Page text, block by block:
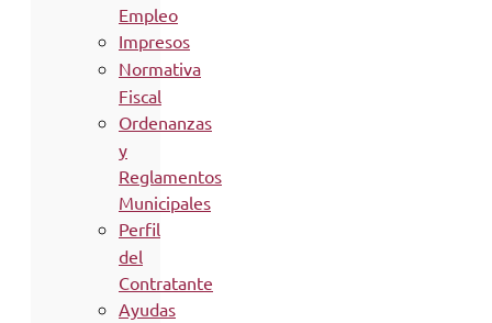
Empleo
Impresos
Normativa
Fiscal
Ordenanzas
y
Reglamentos
Municipales
Perfil
del
Contratante
Ayudas